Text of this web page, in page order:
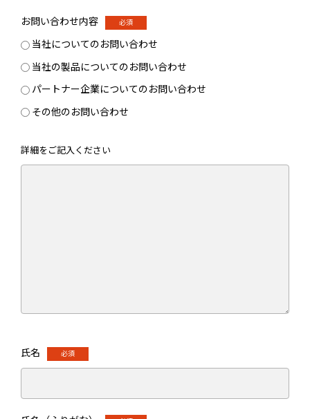
お問い合わせ内容
当社についてのお問い合わせ
当社の製品についてのお問い合わせ
パートナー企業についてのお問い合わせ
その他のお問い合わせ
詳細をご記入ください
氏名